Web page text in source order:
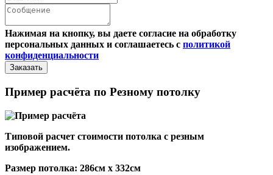
Нажимая на кнопку, вы даете согласие на обработку
персональных данных и соглашаетесь с политикой
конфиденциальности
Пример расчёта по Резному потолку
Типовой расчет стоимости потолка с резным
изображением.
Размер потолка: 286см x 332см